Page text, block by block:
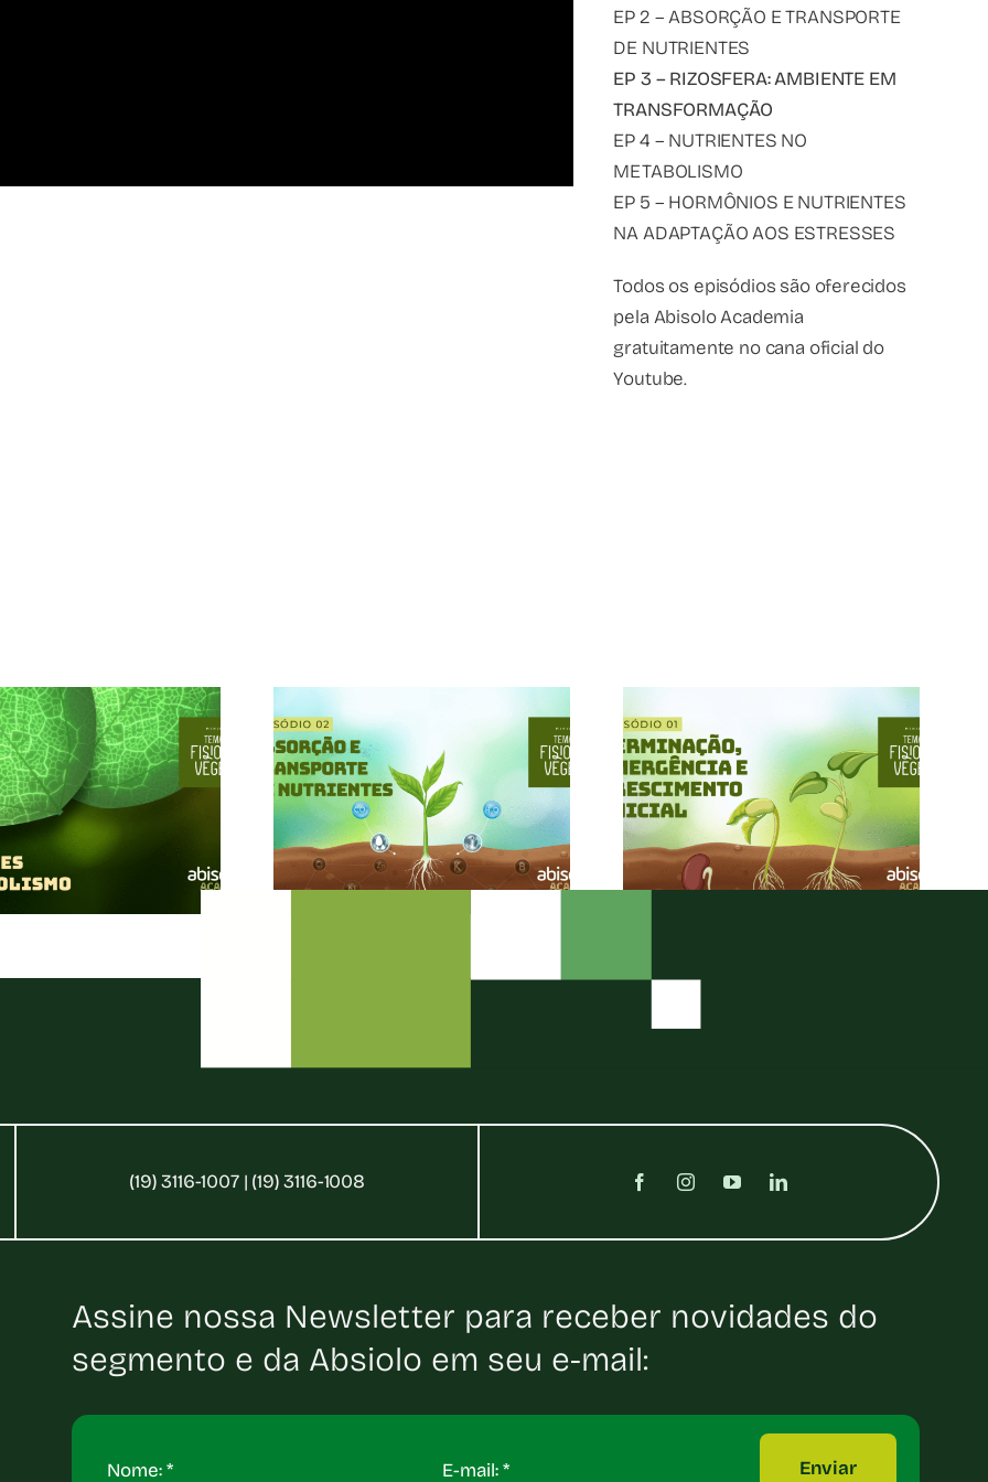
EP 2 – ABSORÇÃO E TRANSPORTE
DE NUTRIENTES
EP 3 – RIZOSFERA: AMBIENTE EM
TRANSFORMAÇÃO
EP 4 – NUTRIENTES NO
METABOLISMO
EP 5 – HORMÔNIOS E NUTRIENTES
NA ADAPTAÇÃO AOS ESTRESSES
Todos os episódios são oferecidos
pela Abisolo Academia
gratuitamente no cana oficial do
Youtube.
ABSORÇÃO E
TRANSPORTE DE
NUTRIENTES (ep
02) / Minissérie:
Temas em
Fisiologia
GERMINAÇÃO,
EMERGÊNCIA E
CRESCIMENTO
INICIAL (ep 01) /
Minissérie:
Temas em
Fisiologia
HORMÔNIOS E
NUTRIENTES NA
ADAPTAÇÃO AOS
ESTRESSES (ep
05) / Minissérie:
Temas em
(19) 3116-1007 | (19) 3116-1008
Assine nossa Newsletter para receber novidades do
segmento e da Absiolo em seu e-mail:
Enviar